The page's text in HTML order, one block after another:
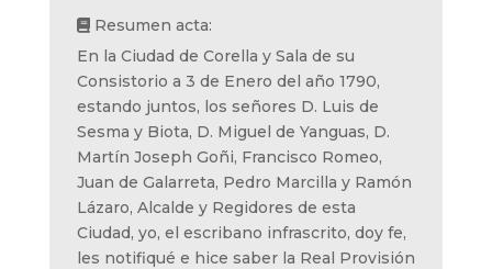
Resumen acta:
En la Ciudad de Corella y Sala de su
Consistorio a 3 de Enero del año 1790,
estando juntos, los señores D. Luis de
Sesma y Biota, D. Miguel de Yanguas, D.
Martín Joseph Goñi, Francisco Romeo,
Juan de Galarreta, Pedro Marcilla y Ramón
Lázaro, Alcalde y Regidores de esta
Ciudad, yo, el escribano infrascrito, doy fe,
les notifiqué e hice saber la Real Provisión